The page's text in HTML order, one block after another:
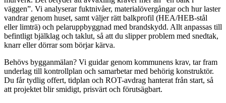
väggen”. Vi analyserar fuktnivåer, materialövergångar och hur laster
vandrar genom huset, samt väljer rätt balkprofil (HEA/HEB-stål
eller limträ) och pelaruppbyggnad med brandskydd. Allt anpassas till
befintligt bjälklag och taklut, så att du slipper problem med snedtak,
knarr eller dörrar som börjar kärva.
Behövs bygganmälan? Vi guidar genom kommunens krav, tar fram
underlag till kontrollplan och samarbetar med behörig konstruktör.
Du får tydlig offert, tidplan och ROT-avdrag hanterat från start, så
att projektet blir smidigt, prisvärt och förutsägbart.